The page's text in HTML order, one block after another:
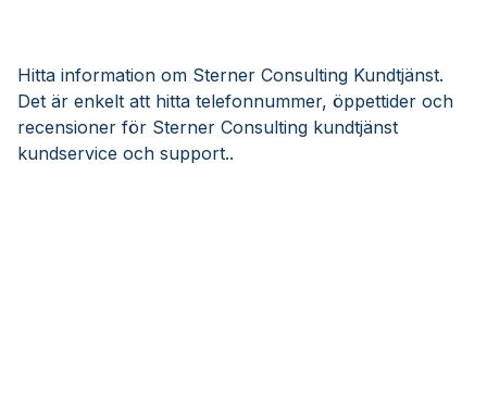
Hitta information om Sterner Consulting Kundtjänst.
Det är enkelt att hitta telefonnummer, öppettider och
recensioner för Sterner Consulting kundtjänst
kundservice och support..